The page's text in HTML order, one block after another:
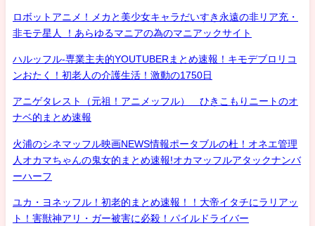
ロボットアニメ！メカと美少女キャラだいすき永遠の非リア充・
非モテ星人 ！あらゆるマニアの為のマニアックサイト
ハルッフル-専業主夫的YOUTUBERまとめ速報！キモデブロリコ
ンおたく！初老人の介護生活！激動の1750日
アニゲタレスト（元祖！アニメッフル） ひきこもりニートのオ
ナベ的まとめ速報
火浦のシネマッフル映画NEWS情報ポータブルの杜！オネエ管理
人オカマちゃんの鬼女的まとめ速報!オカマッフルアタックナンバ
ーハーフ
ユカ・ヨネッフル！初老的まとめ速報！！大帝イタチにラリアッ
ト！害獣神アリ・ガー被害に必殺！パイルドライバー